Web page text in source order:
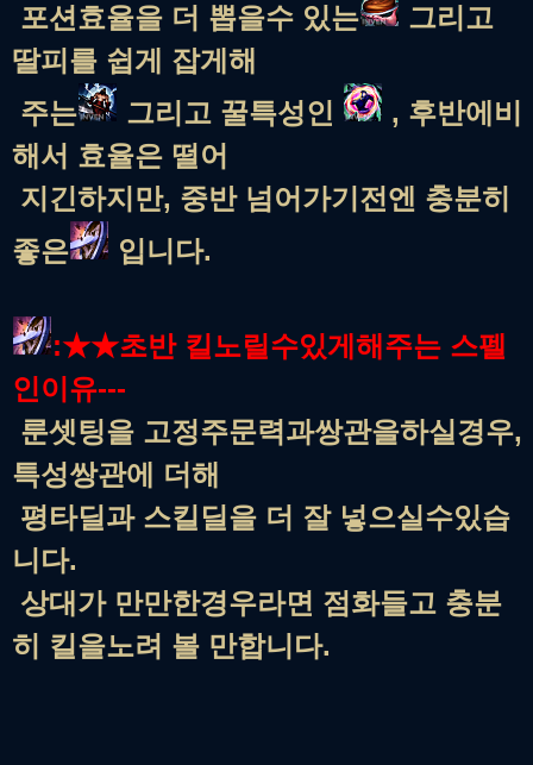
포션효율을 더 뽑을수 있는
그리고
딸피를 쉽게 잡게해
주는
그리고 꿀특성인
, 후반에비
해서 효율은 떨어
지긴하지만, 중반 넘어가기전엔 충분히
좋은
입니다.
:★★초반 킬노릴수있게해주는 스펠
인이유---
룬셋팅을 고정주문력과쌍관을하실경우,
특성쌍관에 더해
평타딜과 스킬딜을 더 잘 넣으실수있습
니다.
상대가 만만한경우라면 점화들고 충분
히 킬을노려 볼 만합니다.